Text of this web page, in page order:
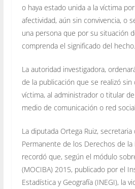
o haya estado unida a la víctima
afectividad, aún sin convivencia, o
una persona que por su situación
comprenda el significado del hecho.
La autoridad investigadora,
de la publicación que se realizó
víctima, al administrador o titular
medio de comunicación o red
La diputada Ortega Ruiz, secretaria
Permanente de los Derechos de la
recordó que, según el módulo
(MOCIBA) 2015, publicado por el
Estadística y Geografía (INEGI), la